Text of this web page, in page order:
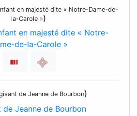
en majesté dite « Notre-Dame-de-
la-Carole »)
de Jeanne de Bourbon)